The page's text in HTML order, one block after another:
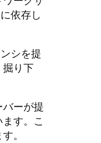
依存し
シを提
掘り下
ーが提
す。こ
。